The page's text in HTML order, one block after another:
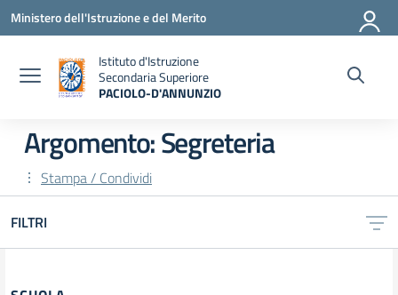
Vai ai contenuti
Vai al menu di navigazione
Vai al footer
Ministero dell'Istruzione e del Merito
Istituto d'Istruzione
Secondaria Superiore
PACIOLO-D'ANNUNZIO
Argomento: Segreteria
Stampa / Condividi
FILTRI